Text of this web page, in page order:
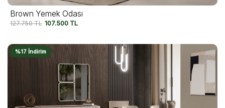
Brown Yemek Odası
127.750TL 107.500 TL
%17 İndirim